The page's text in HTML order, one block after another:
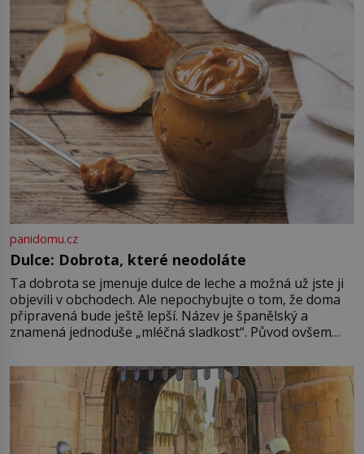
připomíná jeden z nejpodivnějších
a zároveň nejkrutějších zvyků […]
panidomu.cz
Dulce: Dobrota, které neodoláte
Ta dobrota se jmenuje dulce de leche a možná už jste ji
objevili v obchodech. Ale nepochybujte o tom, že doma
připravená bude ještě lepší. Název je španělský a
znamená jednoduše „mléčná sladkost“. Původ ovšem
pře hned několik latinskoamerických zemí a k tomu
Francie, kde se traduje,